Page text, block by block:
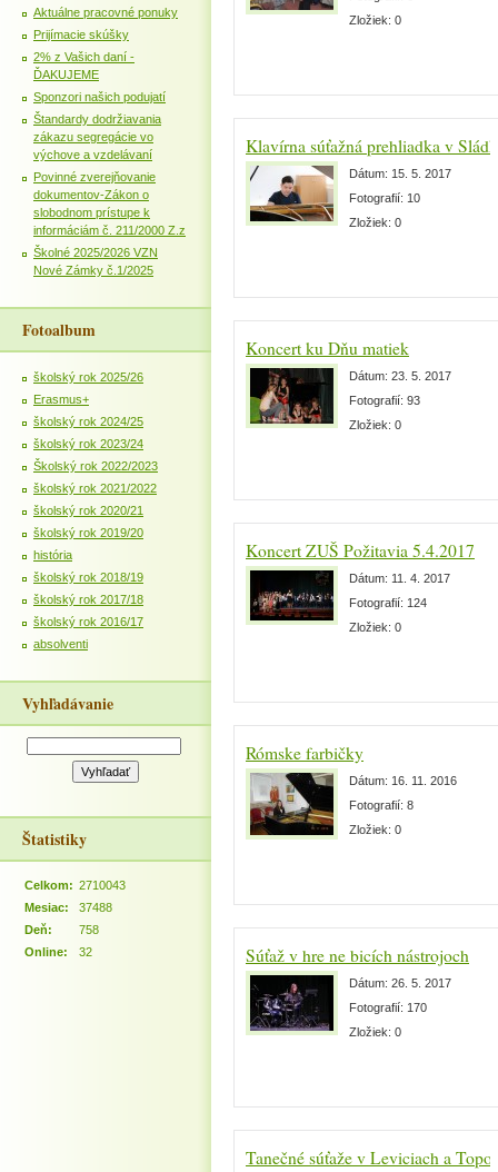
Zložiek: 0
Klavírna súťažná prehliadka v
Dátum: 15. 5. 2017
Fotografií: 10
Zložiek: 0
Koncert ku Dňu matiek
Dátum: 23. 5. 2017
Fotografií: 93
Zložiek: 0
Koncert ZUŠ Požitavia 5.4.2017
Dátum: 11. 4. 2017
Fotografií: 124
Zložiek: 0
Rómske farbičky
Dátum: 16. 11. 2016
Fotografií: 8
Zložiek: 0
Súťaž v hre ne bicích nástrojoch
Dátum: 26. 5. 2017
Fotografií: 170
Zložiek: 0
Tanečné súťaže v Leviciach a
Aktuálne pracovné ponuky
Prijímacie skúšky
2% z Vašich daní -
ĎAKUJEME
Sponzori našich podujatí
Štandardy dodržiavania
zákazu segregácie vo
výchove a vzdelávaní
Povinné zverejňovanie
dokumentov-Zákon o
slobodnom prístupe k
informáciám č. 211/2000 Z.z
Školné 2025/2026 VZN
Nové Zámky č.1/2025
Fotoalbum
školský rok 2025/26
Erasmus+
školský rok 2024/25
školský rok 2023/24
Školský rok 2022/2023
školský rok 2021/2022
školský rok 2020/21
školský rok 2019/20
história
školský rok 2018/19
školský rok 2017/18
školský rok 2016/17
absolventi
Vyhľadávanie
Štatistiky
Online: 32
Celkom: 2710043
Mesiac:
37488
Deň:
758